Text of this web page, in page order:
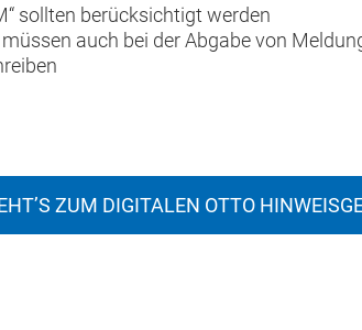
sollten berücksichtigt werden
auch bei der Abgabe von
ZUM DIGITALEN OTTO